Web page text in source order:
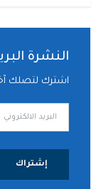
النشرة
اشترك لتصلك آخر
إشتراك